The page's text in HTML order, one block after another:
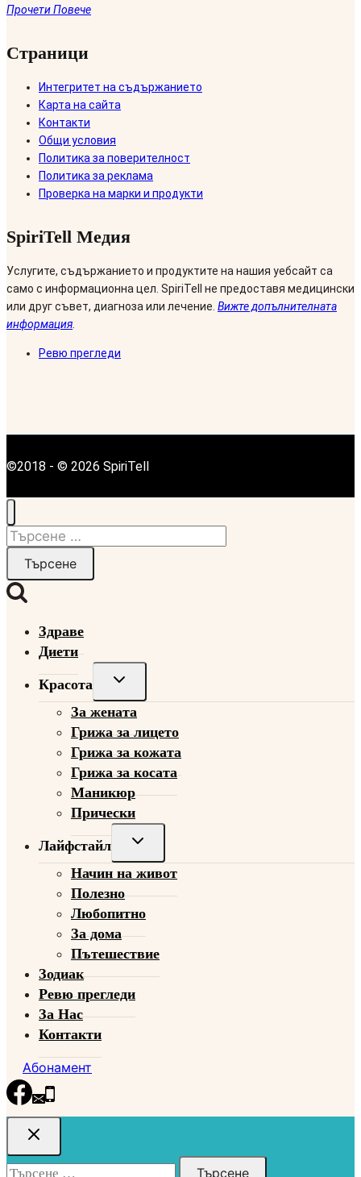
Прочети Повече
Страници
Интегритет на съдържанието
Карта на сайта
Контакти
Общи условия
Политика за поверителност
Политика за реклама
Проверка на марки и продукти
SpiriTell Медия
Услугите, съдържанието и продуктите на нашия уебсайт са
само с информационна цел. SpiriTell не предоставя медицински
или друг съвет, диагноза или лечение. Вижте допълнителната
информация.
Ревю прегледи
©2018 - © 2026 SpiriTell
Търсене
Здраве
Диети
Красота
Toggle
menu
За жената
Грижа за лицето
Грижа за кожата
Грижа за косата
Маникюр
Прически
Лайфстайл
Toggle
menu
Начин на живот
Полезно
Любопитно
За дома
Пътешествие
Зодиак
Ревю прегледи
За Нас
Контакти
Абонамент
Търсене